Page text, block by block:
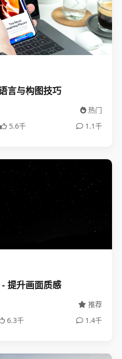
言与构图技巧
热门
5.6千 1.1千
提升画面质感
推荐
6.3千 1.4千